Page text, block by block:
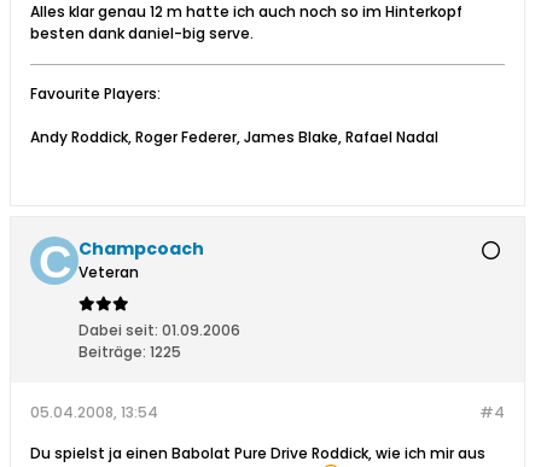
Alles klar genau 12 m hatte ich auch noch so im Hinterkopf
besten dank daniel-big serve.
Favourite Players:
Andy Roddick, Roger Federer, James Blake, Rafael Nadal
Champcoach
Veteran
Dabei seit: 01.09.2006
Beiträge: 1225
#4
05.04.2008, 13:54
Du spielst ja einen Babolat Pure Drive Roddick, wie ich mir aus